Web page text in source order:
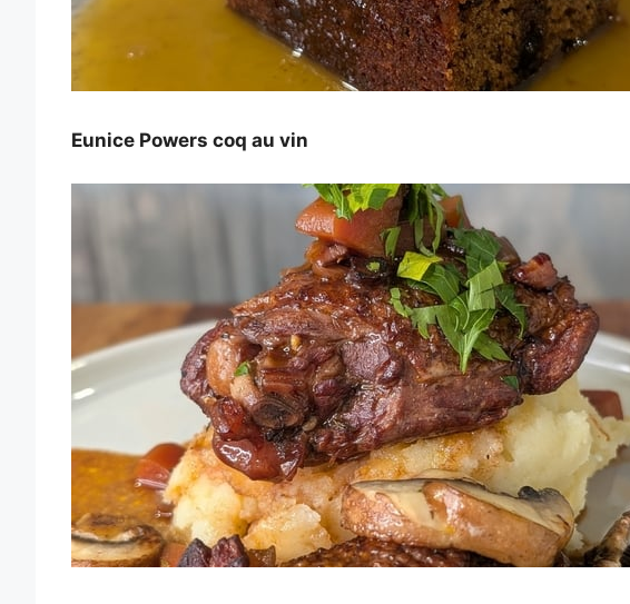
Eunice Powers coq au vin